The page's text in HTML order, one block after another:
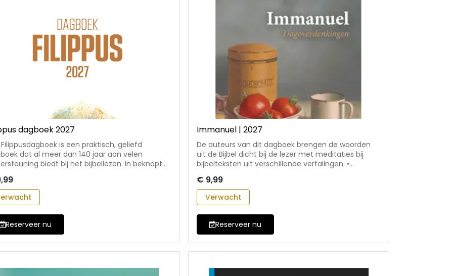
dagboek 2027
is een praktisch, geliefd
dat al meer dan 140 jaar aan velen
biedt bij het bijbellezen. In beknopte
predikant de tekstuitleg. • met elke dag een
uit de NBV21, een korte meditatie en
• van het dagboek is een gesproken versie
voor blinden en slechtzienden
Eindredacteur: ds. P.H. Zaadstra.
medewerkers aan deze uitgave zijn: ds. M.
Splint, ds. J.P. Strietman, ds. J. Swager,
Blokland-den Hertog, ds. S. van Meggelen,
ds. P.H. Zaadstra, ds. A. Haasnoot, ds. L.
Reserveer nu
Immanuel | 2027
De auteurs van dit dagboek brengen de woorden
uit de Bijbel dicht bij de lezer met meditaties bij
bijbelteksten uit verschillende vertalingen. •
jaarlijks werken verschillende predikanten uit
confessioneel- hervormde kring mee aan het
dagboek • geschikt voor persoonlijk gebruik of in
bredere kring, bijvoorbeeld tijdens vergaderingen
waarbij een opening vanuit de Schrift passend is
Medewerkers aan deze uitgave zijn: ds. C.
Baggerman, ds. J. Henzen, prop. C. de Gelder, ds.
M.F. van Schoonhoven, ds. M.P.C. Lourens, ds. J.
Honing, ds. W. Pieterse, ds. A.M. Verbaan-van den
€ 9,99
Verwacht
Reserveer nu